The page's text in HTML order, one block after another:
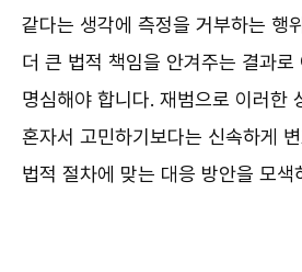
같다는 생각에 측정을 거부하는 행
더 큰 법적 책임을 안겨주는 결과로
명심해야 합니다. 재범으로 이러한
혼자서 고민하기보다는 신속하게
법적 절차에 맞는 대응 방안을 모색